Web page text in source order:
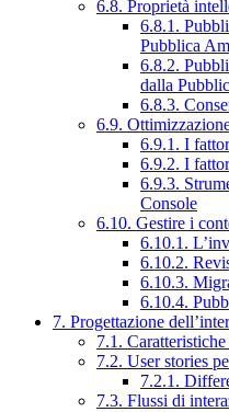
6.8. Proprietà
6.8.1.
Pubblica
6.8.2.
dalla
6.8.3.
6.9.
6.9.1. I
6.9.2. I
6.9.3.
Console
6.10. Gestire i
6.10.1.
6.10.2.
6.10.3.
6.10.4.
7. Progettazione
7.1.
7.2. User stories
7.2.1.
7.3. Flussi di